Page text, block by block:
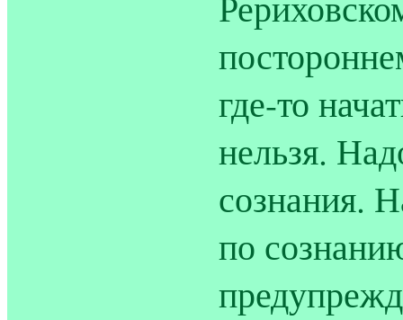
где-то
нельзя.
сознания.
по